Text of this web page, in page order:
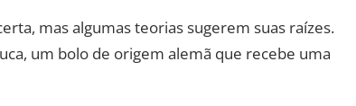
mas algumas teorias sugerem suas raízes.
um bolo de origem alemã que recebe uma